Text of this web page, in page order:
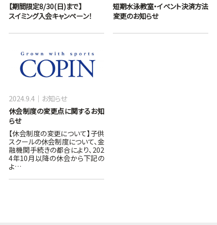
【期間限定8/30(日)まで】
スイミング入会キャンペーン！
短期水泳教室・イベント決済方法
変更のお知らせ
休会制度の変更点に関するお知
らせ
2024.9.4 お知らせ
【休会制度の変更について】子供
スクールの休会制度について、金
融機関手続きの都合により、202
4年10月以降の休会から下記の
よ…